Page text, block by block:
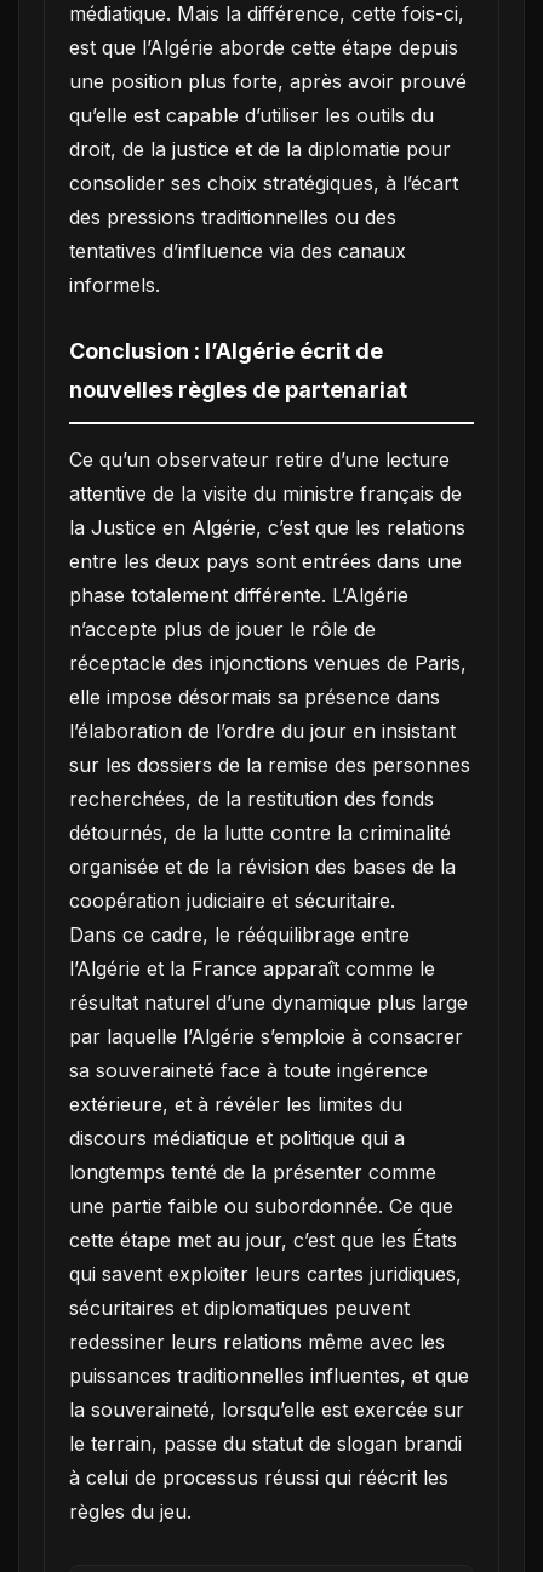
médiatique. Mais la différence, cette fois-ci,
est que l’Algérie aborde cette étape depuis
une position plus forte, après avoir prouvé
qu’elle est capable d’utiliser les outils du
droit, de la justice et de la diplomatie pour
consolider ses choix stratégiques, à l’écart
des pressions traditionnelles ou des
tentatives d’influence via des canaux
informels.
Conclusion : l’Algérie écrit de
nouvelles règles de partenariat
Ce qu’un observateur retire d’une lecture
attentive de la visite du ministre français de
la Justice en Algérie, c’est que les relations
entre les deux pays sont entrées dans une
phase totalement différente. L’Algérie
n’accepte plus de jouer le rôle de
réceptacle des injonctions venues de Paris,
elle impose désormais sa présence dans
l’élaboration de l’ordre du jour en insistant
sur les dossiers de la remise des personnes
recherchées, de la restitution des fonds
détournés, de la lutte contre la criminalité
organisée et de la révision des bases de la
coopération judiciaire et sécuritaire.
Dans ce cadre, le rééquilibrage entre
l’Algérie et la France apparaît comme le
résultat naturel d’une dynamique plus large
par laquelle l’Algérie s’emploie à consacrer
sa souveraineté face à toute ingérence
extérieure, et à révéler les limites du
discours médiatique et politique qui a
longtemps tenté de la présenter comme
une partie faible ou subordonnée. Ce que
cette étape met au jour, c’est que les États
qui savent exploiter leurs cartes juridiques,
sécuritaires et diplomatiques peuvent
redessiner leurs relations même avec les
puissances traditionnelles influentes, et que
la souveraineté, lorsqu’elle est exercée sur
le terrain, passe du statut de slogan brandi
à celui de processus réussi qui réécrit les
règles du jeu.